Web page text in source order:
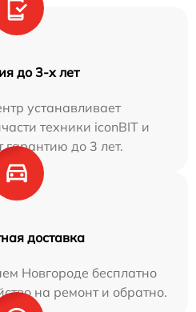
до 3-х лет
устанавливает
техники iconBIT и
гарантию до 3 лет.
доставка
Новгороде бесплатно
на ремонт и обратно.